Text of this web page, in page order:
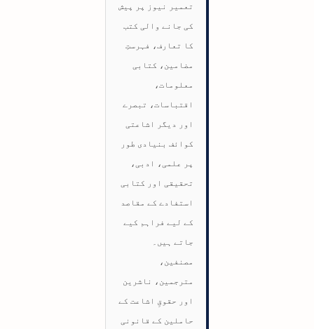
تعمیر نیوز پر پیش
کی جانے والی کتب
کا تعارف، فہرستِ
مضامین، کتابی
معلومات،
اقتباسات، تبصرے
اور دیگر اشاعتی
کوائف بنیادی طور
پر علمی، ادبی،
تحقیقی اور کتابی
استفادے کے مقاصد
کے لیے فراہم کیے
جاتے ہیں۔
مصنفین،
مترجمین، ناشرین
اور حقوقِ اشاعت کے
حاملین کے قانونی